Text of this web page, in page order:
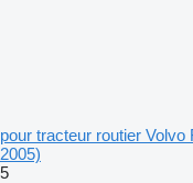
pour tracteur routier Volvo
2005)
5